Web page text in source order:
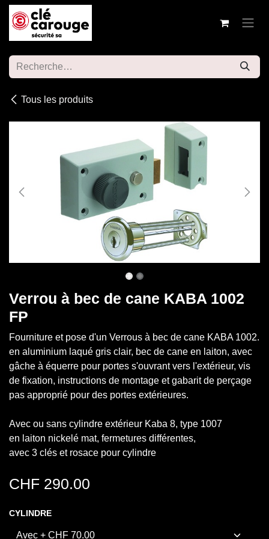
Se rendre au contenu
Tous les produits
Verrou à bec de cane KABA 1002
FP
Fourniture et pose d'un Verrous à bec de cane KABA 1002.
en aluminium laqué gris clair, bec de cane en laiton, avec
gâche à équerre pour portes s'ouvrant vers l'extérieur, vis
de fixation, instructions de montage et gabarit de perçage
pas approprié pour des portes extérieures.
Avec ou sans cylindre extérieur Kaba 8, type 1007
en laiton nickelé mat, fermetures différentes,
avec 3 clés et rosace pour cylindre
CHF 290.00
CYLINDRE